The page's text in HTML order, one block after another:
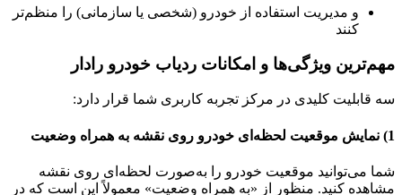
و مدیریت استفاده از خودرو (شخصی یا سازمانی) را منظم‌تر
کنند
مهم‌ترین ویژگی‌ها و امکانات ردیاب خودرو رادار
سه قابلیت کلیدی در مرکز تجربه کاربری شما قرار دارد:
1) نمایش موقعیت لحظه‌ای خودرو روی نقشه به همراه وضعیت
شما می‌توانید موقعیت خودرو را به‌صورت لحظه‌ای روی نقشه
مشاهده کنید. منظور از «به همراه وضعیت» معمولاً این است که در